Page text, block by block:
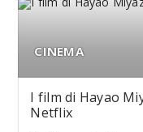
CINEMA
I film di Hayao
Netflix